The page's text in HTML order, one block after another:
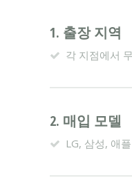
1. 출장 지역
각 지점에서
2. 매입 모델
LG, 삼성, 애